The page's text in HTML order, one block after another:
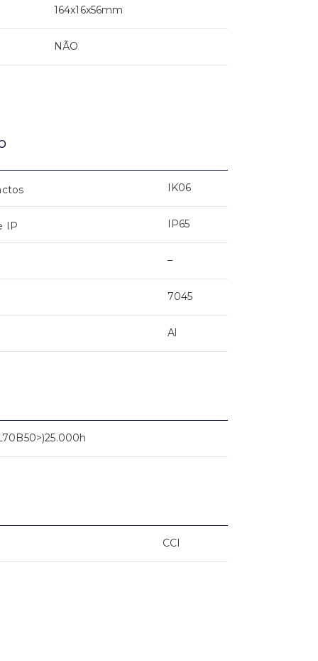
164x16x56mm
NÃO
IK06
IP IP65
–
7045
Al
CCI